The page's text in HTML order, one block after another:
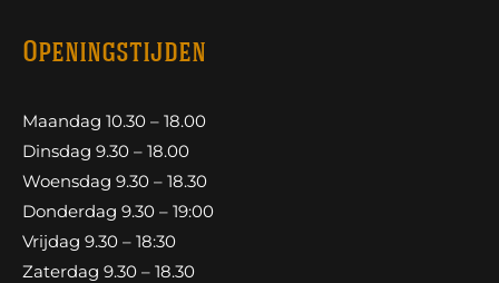
Openingstijden
Maandag 10.30 – 18.00
Dinsdag 9.30 – 18.00
Woensdag 9.30 – 18.30
Donderdag 9.30 – 19:00
Vrijdag 9.30 – 18:30
Zaterdag 9.30 – 18.30